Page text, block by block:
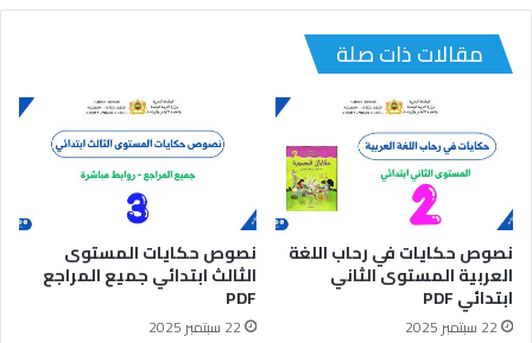
مقالات ذات صلة
نصوص حكايات في رحاب اللغة
العربية المستوى الثاني
ابتدائي PDF
22 سبتمبر 2025
نصوص حكايات المستوى
الثالث ابتدائي جميع المراجع
PDF
22 سبتمبر 2025